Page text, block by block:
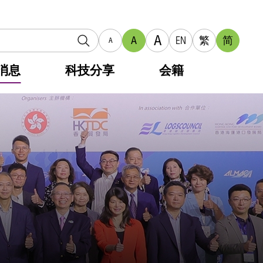
A A A EN 繁 简
息 科技分享 会籍